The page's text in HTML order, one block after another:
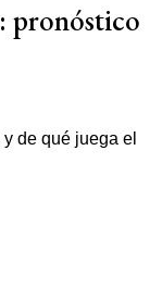
pronóstico